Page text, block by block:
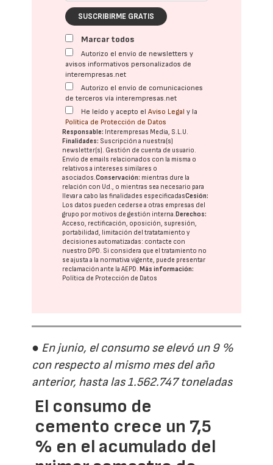
SUSCRIBIRME GRATIS
Marcar todos
Autorizo el envío de newsletters y
avisos informativos personalizados de
interempresas.net
Autorizo el envío de comunicaciones
de terceros vía interempresas.net
He leído y acepto elAviso Legal y la
Política de Protección de Datos
Responsable: Interempresas Media, S.L.U.
Finalidades: Suscripción a nuestra(s)
newsletter(s). Gestión de cuenta de usuario.
Envío de emails relacionados con la misma o
relativos a intereses similares o
asociados.Conservación: mientras dure la
relación con Ud., o mientras sea necesario para
llevar a cabo las finalidades especificadasCesión:
Los datos pueden cederse a otras empresas del
grupo por motivos de gestión interna. Derechos:
Acceso, rectificación, oposición, supresión,
portabilidad, limitación del tratatamiento y
decisiones automatizadas: contacte con
nuestro DPD. Si considera que el tratamiento no
se ajusta a la normativa vigente, puede presentar
reclamación ante laAEPD. Más información:
Política de Protección de Datos
● En junio, el consumo se elevó un 9 %
con respecto al mismo mes del año
anterior, hasta las 1.562.747 toneladas
El consumo de
cemento crece un 7,5
% en el acumulado del